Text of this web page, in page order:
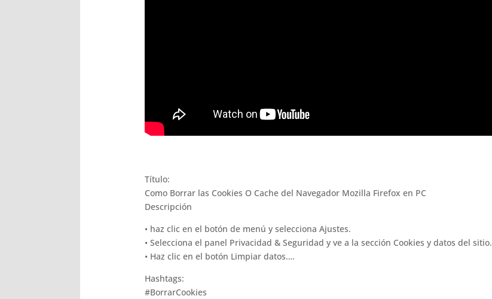
Título:
Como Borrar las Cookies O Cache del Navegador Mozilla Firefox en PC
Descripción
• haz clic en el botón de menú y selecciona Ajustes.
• Selecciona el panel Privacidad & Seguridad y ve a la sección Cookies y datos del sitio.
• Haz clic en el botón Limpiar datos….
Hashtags:
#BorrarCookies